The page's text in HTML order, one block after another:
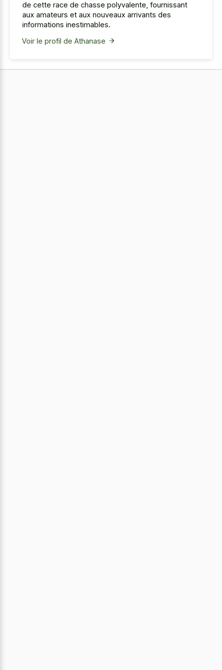
de cette race de chasse polyvalente, fournissant
aux amateurs et aux nouveaux arrivants des
informations inestimables.
Voir le profil de Athanase